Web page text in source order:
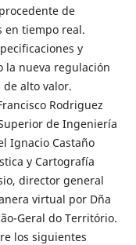
de
en tiempo real.
y
la nueva regulación
alto valor.
Rodriguez
de Ingeniería
Ignacio Castaño
y Cartografía
director general
virtual por Dña
Geral do Território.
los siguientes